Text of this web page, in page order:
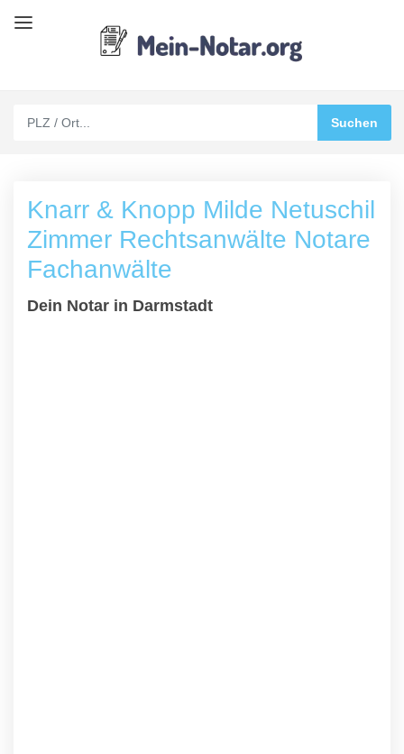
Knarr & Knopp Milde Netuschil
Zimmer Rechtsanwälte Notare
Fachanwälte
Dein Notar in Darmstadt